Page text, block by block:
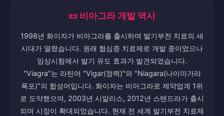
📜 비아그라 개발 역사
1998년 화이자가 비아그라를 출시하며 발기부전 치료의 새
시대가 열렸습니다. 원래 협심증 치료제로 개발 중이었으나
임상시험에서 발기 유도 효과가 발견되었습니다.
"Viagra"는 라틴어 "Vigar(정력)"와 "Niagara(나이아가라
폭포)"의 합성어입니다. 화이자는 비아그라로 제약업계 1위
로 도약했으며, 2003년 시알리스, 2012년 스텐드라가 출시
되며 시장이 확대되었습니다. 현재 전 세계 발기부전 치료제